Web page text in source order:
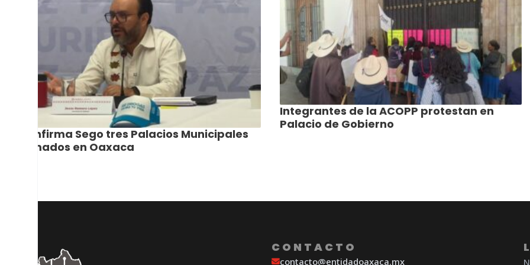
Confirma Sego tres Palacios Municipales
tomados en Oaxaca
Integrantes de la ACOPP protestan en
Palacio de Gobierno
CONTACTO
contacto@entidadoaxaca.mx